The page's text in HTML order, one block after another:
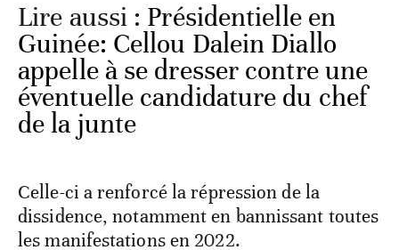
Lire aussi : Présidentielle en
Guinée: Cellou Dalein Diallo
appelle à se dresser contre une
éventuelle candidature du chef
de la junte
Celle-ci a renforcé la répression de la
dissidence, notamment en bannissant toutes
les manifestations en 2022.